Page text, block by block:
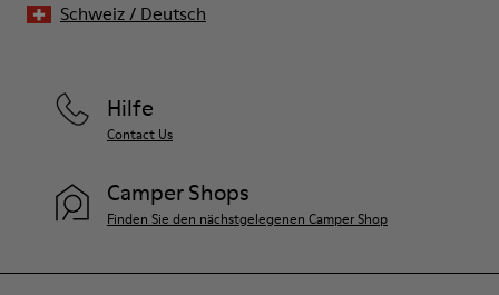
Hilfe
Contact Us
Camper Shops
Finden Sie den nächstgelegenen Camper Shop
Schweiz/ Deutsch